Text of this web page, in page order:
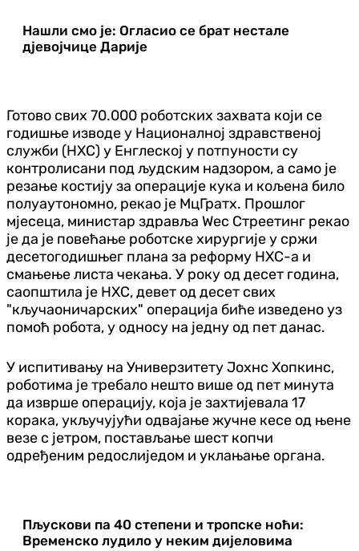
Нашли смо је: Огласио се брат нестале
дјевојчице Дарије
Готово свих 70.000 роботских захвата који се
годишње изводе у Националној здравственој
служби (НХС) у Енглеској у потпуности су
контролисани под људским надзором, а само је
резање костију за операције кука и кољена било
полуаутономно, рекао је МцГратх. Прошлог
мјесеца, министар здравља Wес Стреетинг рекао
је да је повећање роботске хирургије у сржи
десетогодишњег плана за реформу НХС-а и
смањење листа чекања. У року од десет година,
саопштила је НХС, девет од десет свих
"кључаоничарских" операција биће изведено уз
помоћ робота, у односу на једну од пет данас.
У испитивању на Универзитету Јохнс Хопкинс,
роботима је требало нешто више од пет минута
да изврше операцију, која је захтијевала 17
корака, укључујући одвајање жучне кесе од њене
везе с јетром, постављање шест копчи
одређеним редослиједом и уклањање органа.
Пљускови па 40 степени и тропске ноћи:
Временско лудило у неким дијеловима